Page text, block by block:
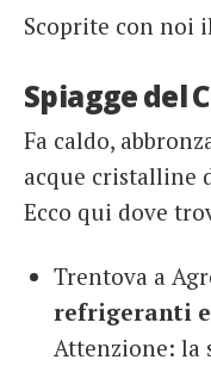
Scoprite con noi
Spiagge del
Fa caldo,
acque cristalline
Ecco qui dove
Trentova a
refrigeranti
Attenzione: la